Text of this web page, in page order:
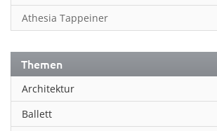
Athesia Tappeiner
Themen
Architektur
Ballett